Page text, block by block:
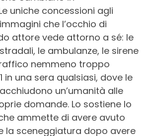
uniche concessioni agli
che l’occhio di
attore vede attorno a sé: le
le ambulanze, le sirene
nemmeno troppo
in una sera qualsiasi, dove le
un’umanità alle
domande. Lo sostiene lo
ammette di avere avuto
la sceneggiatura dopo avere